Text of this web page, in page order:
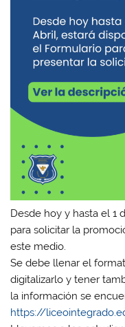
Desde hoy y hasta el 1
para solicitar la
este medio.
Se debe llenar el
digitalizarlo y tener
la información se
https://